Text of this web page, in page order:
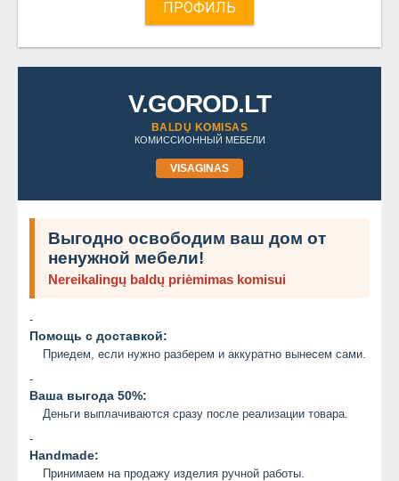
ПРОФИЛЬ
V.GOROD.LT
BALDŲ KOMISAS
КОМИССИОННЫЙ МЕБЕЛИ
VISAGINAS
Выгодно освободим ваш дом от
ненужной мебели!
Nereikalingų baldų priėmimas komisui
-
Помощь с доставкой:
Приедем, если нужно разберем и аккуратно вынесем сами.
-
Ваша выгода 50%:
Деньги выплачиваются сразу после реализации товара.
-
Handmade:
Принимаем на продажу изделия ручной работы.